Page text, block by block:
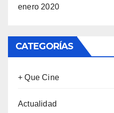
enero 2020
CATEGORÍAS
+ Que Cine
Actualidad